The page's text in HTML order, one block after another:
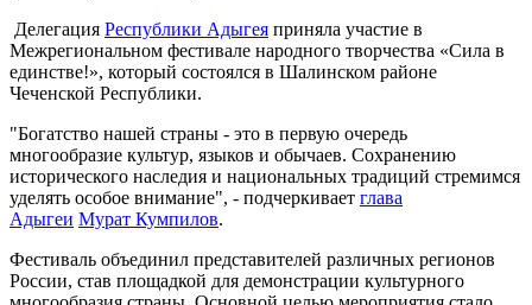
Делегация Республики Адыгея приняла участие в
Межрегиональном фестивале народного творчества «Сила в
единстве!», который состоялся в Шалинском районе
Чеченской Республики.
"Богатство нашей страны - это в первую очередь
многообразие культур, языков и обычаев. Сохранению
исторического наследия и национальных традиций стремимся
уделять особое внимание", - подчеркивает глава
Адыгеи Мурат Кумпилов.
Фестиваль объединил представителей различных регионов
России, став площадкой для демонстрации культурного